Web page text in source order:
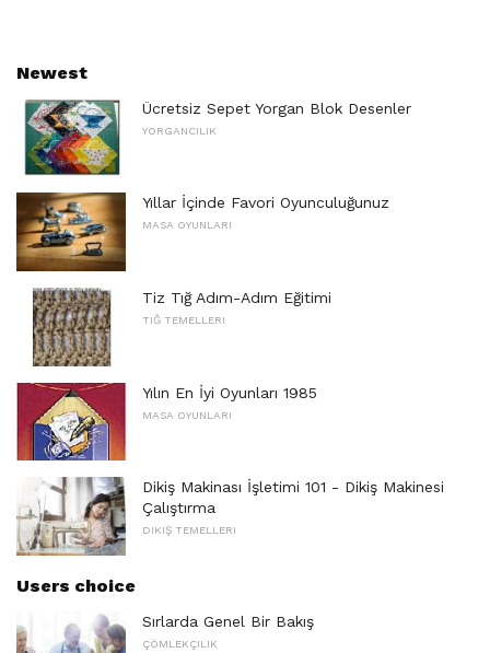
Newest
Ücretsiz Sepet Yorgan Blok Desenler
YORGANCILIK
Yıllar İçinde Favori Oyunculuğunuz
MASA OYUNLARI
Tiz Tığ Adım-Adım Eğitimi
TIĞ TEMELLERI
Yılın En İyi Oyunları 1985
MASA OYUNLARI
Dikiş Makinası İşletimi 101 - Dikiş Makinesi
Çalıştırma
DIKIŞ TEMELLERI
Users choice
Sırlarda Genel Bir Bakış
ÇÖMLEKÇILIK